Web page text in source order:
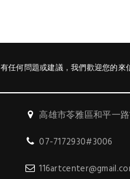
任何問題或建議，我們歡迎您的來
高雄市苓雅區和平一
07-7172930#3006